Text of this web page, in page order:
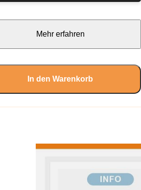
Mehr erfahren
In den Warenkorb